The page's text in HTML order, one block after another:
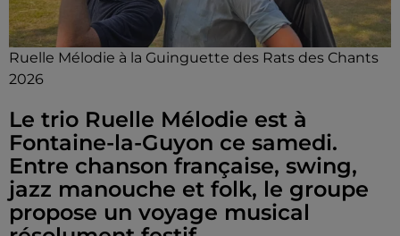
Ruelle Mélodie à la Guinguette des Rats des Chants
2026
Le trio Ruelle Mélodie est à
Fontaine-la-Guyon ce samedi.
Entre chanson française, swing,
jazz manouche et folk, le groupe
propose un voyage musical